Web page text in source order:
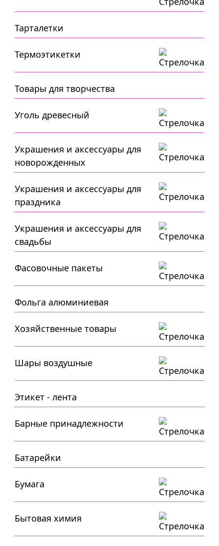
Тарталетки
Термоэтикетки
Товары для творчества
Уголь древесный
Украшения и аксессуары для
новорожденных
Украшения и аксессуары для
праздника
Украшения и аксессуары для
свадьбы
Фасовочные пакеты
Фольга алюминиевая
Хозяйственные товары
Шары воздушные
Этикет - лента
Барные принадлежности
Батарейки
Бумага
Бытовая химия